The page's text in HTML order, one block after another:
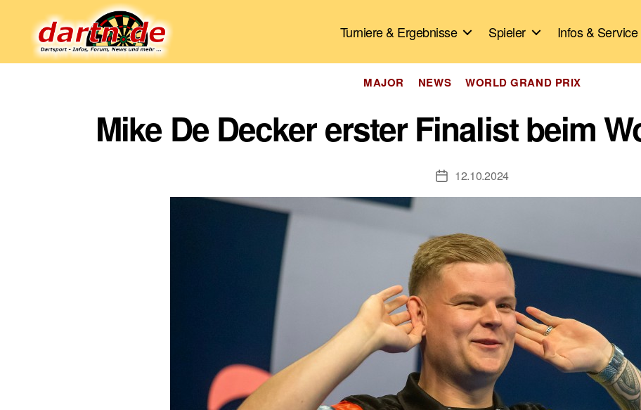
Turniere & Ergebnisse Spieler Infos & Service
Kategorien
MAJOR NEWS WORLD GRAND PRIX
Mike De Decker erster Finalist beim
Veröffentlichungsdatum
12.10.2024